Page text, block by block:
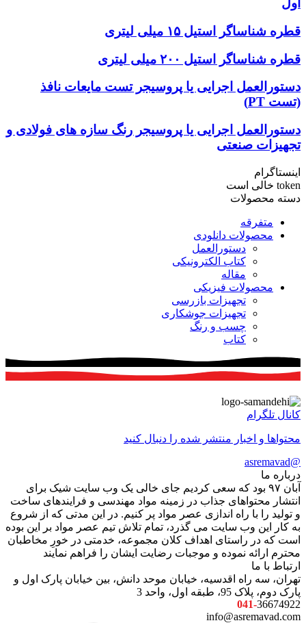
اول
قطره شناساگر استیل ۱۵ میلی لیتری
قطره شناساگر استیل ۲۰۰ میلی لیتری
دستورالعمل اجرایی یا پروسیجر تست مایعات نافذ
(تست PT)
دستورالعمل اجرایی یا پروسیجر رنگ سازه های فولادی و
تجهیزات صنعتی
اینستاگرام
token خالی است
دسته محصولات
متفرقه
محصولات دانلودی
دستورالعمل
کتاب الکترونیکی
مقاله
محصولات فیزیکی
تجهیزات بازرسی
تجهیزات جوشکاری
چسب و رنگ
کتاب
کانال تلگرام
محتواها و اخبار منتشر شده را دنبال کنید
@asremavad
درباره ما
آبان ۹۷ بود که سعی کردیم جای خالی یک وب سایت شیک برای
انتشار محتواهای جذاب در زمینه مواد مهندسی و فرایندهای ساخت
و تولید را با راه اندازی عصر مواد پر کنیم. در این مدتی که از شروع
به کار این وب سایت می گذرد، تمام تلاش تیم عصر مواد بر این بوده
است که در راستای اهداف کلان مجموعه، خدمتی در خورِ مخاطبان
محترم ارائه نموده و موجبات رضایت ایشان را فراهم نمایند
ارتباط با ما
تهران، سه راه اقدسیه، خیابان موحد دانش، بین خیابان پارک اول و
پارک دوم، پلاک 95، طبقه اول، واحد 3
041-36674922
info@asremavad.com